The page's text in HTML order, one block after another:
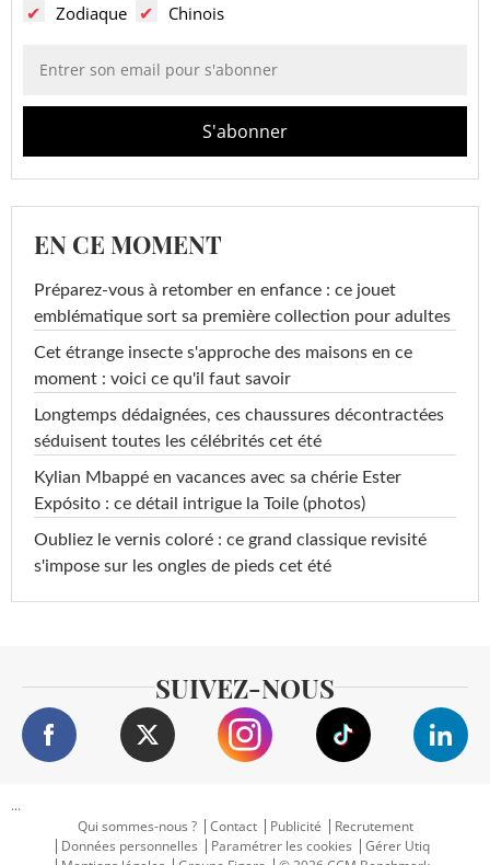
Zodiaque
Chinois
EN CE MOMENT
Préparez-vous à retomber en enfance : ce jouet
emblématique sort sa première collection pour adultes
Cet étrange insecte s'approche des maisons en ce
moment : voici ce qu'il faut savoir
Longtemps dédaignées, ces chaussures décontractées
séduisent toutes les célébrités cet été
Kylian Mbappé en vacances avec sa chérie Ester
Expósito : ce détail intrigue la Toile (photos)
Oubliez le vernis coloré : ce grand classique revisité
s'impose sur les ongles de pieds cet été
SUIVEZ-NOUS
...
Qui sommes-nous ?
Contact Publicité
Recrutement
Données personnelles
Paramétrer les cookies
Gérer Utiq